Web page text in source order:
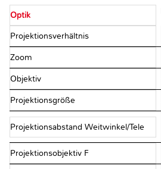
Optik
Projektionsverhältnis
Zoom
Objektiv
Projektionsgröße
Projektionsabstand Weitwinkel/Tele
Projektionsobjektiv F